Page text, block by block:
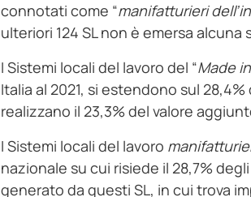
connotati come “manifatturieri
ulteriori 124 SL non è emersa
I Sistemi locali del lavoro del “Made
Italia al 2021, si estendono sul
realizzano il 23,3% del valore
I Sistemi locali del lavoro
nazionale su cui risiede il 28,7%
generato da questi SL, in cui trova